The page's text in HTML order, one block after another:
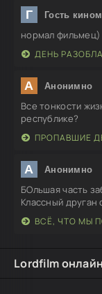
Г Гость
нормал фильмец)
ДЕНЬ
А Анонимно
Все тонкости
республике?
ПРОПАВШИЕ
А Анонимно
БОльшая часть
Классный друган
ВСЁ, ЧТО МЫ
Lordfilm онлайн